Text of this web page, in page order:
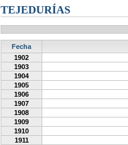
TEJEDURÍAS
Fecha
1902
1903
1904
1905
1906
1907
1908
1909
1910
1911